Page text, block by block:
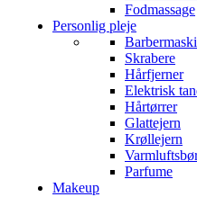
Fodmassage
Personlig pleje
Skrabere
Hårfjerner
Elektrisk
Hårtørrer
Glattejern
Krøllejern
Parfume
Makeup